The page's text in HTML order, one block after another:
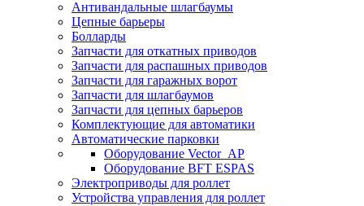
Антивандальные шлагбаумы
Цепные барьеры
Болларды
Запчасти для откатных приводов
Запчасти для распашных приводов
Запчасти для гаражных ворот
Запчасти для шлагбаумов
Запчасти для цепных барьеров
Комплектующие для автоматики
Автоматические парковки
Оборудование Vector_AP
Оборудование BFT ESPAS
Электроприводы для роллет
Устройства управления для роллет